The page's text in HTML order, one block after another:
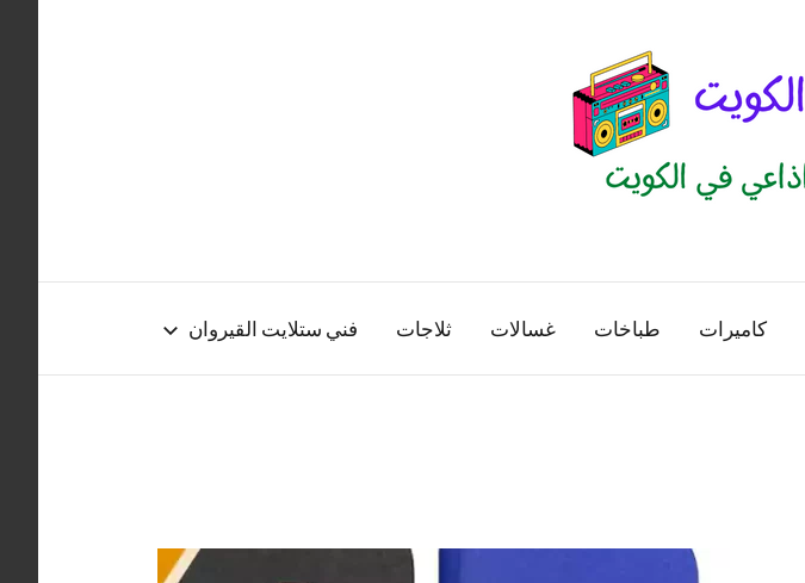
الكويت
منصة
اذاعيةكاميرات طباخات غسالات ثلاجات فني ستلايت القيروان